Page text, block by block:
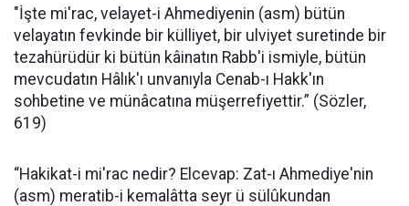
"İşte mi'rac, velayet-i Ahmediyenin (asm) bütün
velayatın fevkinde bir külliyet, bir ulviyet suretinde bir
tezahürüdür ki bütün kâinatın Rabb'i ismiyle, bütün
mevcudatın Hâlık'ı unvanıyla Cenab-ı Hakk'ın
sohbetine ve münâcatına müşerrefiyettir.” (Sözler,
619)
“Hakikat-i mi'rac nedir? Elcevap: Zat-ı Ahmediye'nin
(asm) meratib-i kemalâtta seyr ü sülûkundan